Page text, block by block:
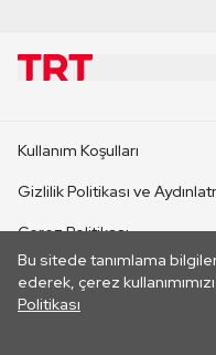
Bu sitede tanımlama
ederek, çerez
Politikası
CANLI YAYINLAR
Kullanım Koşulları
Gizlilik Politikası ve
Çerez Politikası
İletişim
Her hakkı saklıdır.